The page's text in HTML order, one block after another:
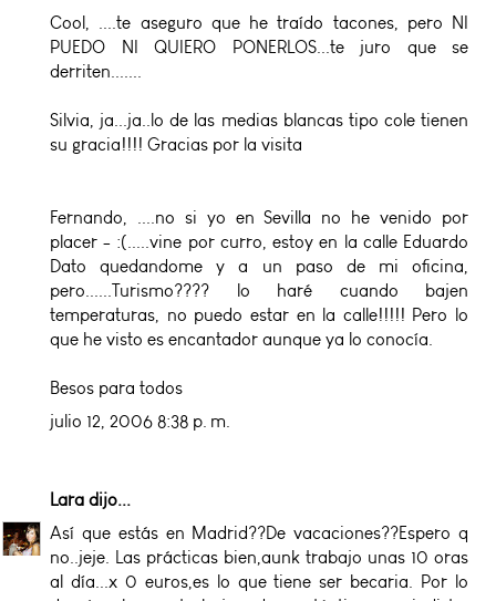
Cool, ....te aseguro que he traído tacones, pero NI
PUEDO NI QUIERO PONERLOS...te juro que se
derriten.......
Silvia, ja...ja..lo de las medias blancas tipo cole tienen
su gracia!!!! Gracias por la visita
Fernando, ....no si yo en Sevilla no he venido por
placer - :(.....vine por curro, estoy en la calle Eduardo
Dato quedandome y a un paso de mi oficina,
pero......Turismo???? lo haré cuando bajen
temperaturas, no puedo estar en la calle!!!!! Pero lo
que he visto es encantador aunque ya lo conocía.
Besos para todos
julio 12, 2006 8:38 p. m.
Lara dijo...
Así que estás en Madrid??De vacaciones??Espero q
no..jeje. Las prácticas bien,aunk trabajo unas 10 oras
al día...x 0 euros,es lo que tiene ser becaria. Por lo